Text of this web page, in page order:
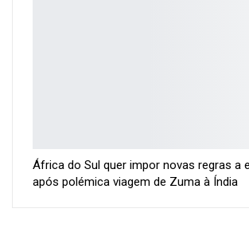
África do Sul quer impor novas regras a
após polémica viagem de Zuma à Índia